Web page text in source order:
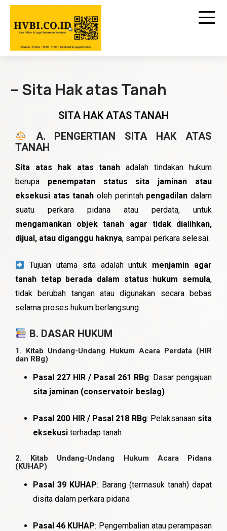
– Sita Hak atas Tanah
SITA HAK ATAS TANAH
A. PENGERTIAN SITA HAK ATAS
TANAH
Sita atas hak atas tanah adalah tindakan hukum
berupa penempatan status sita jaminan atau
eksekusi atas tanah oleh perintah pengadilan dalam
suatu perkara pidana atau perdata, untuk
mengamankan objek tanah agar tidak dialihkan,
dijual, atau diganggu haknya, sampai perkara selesai.
Tujuan utama sita adalah untuk menjamin agar
tanah tetap berada dalam status hukum semula,
tidak berubah tangan atau digunakan secara bebas
selama proses hukum berlangsung.
B. DASAR HUKUM
1. Kitab Undang-Undang Hukum Acara Perdata (HIR
dan RBg)
Pasal 227 HIR / Pasal 261 RBg: Dasar pengajuan
sita jaminan (conservatoir beslag)
Pasal 200 HIR / Pasal 218 RBg: Pelaksanaan sita
eksekusi terhadap tanah
2. Kitab Undang-Undang Hukum Acara Pidana
(KUHAP)
Pasal 39 KUHAP: Barang (termasuk tanah) dapat
disita dalam perkara pidana
Pasal 46 KUHAP: Pengembalian atau perampasan